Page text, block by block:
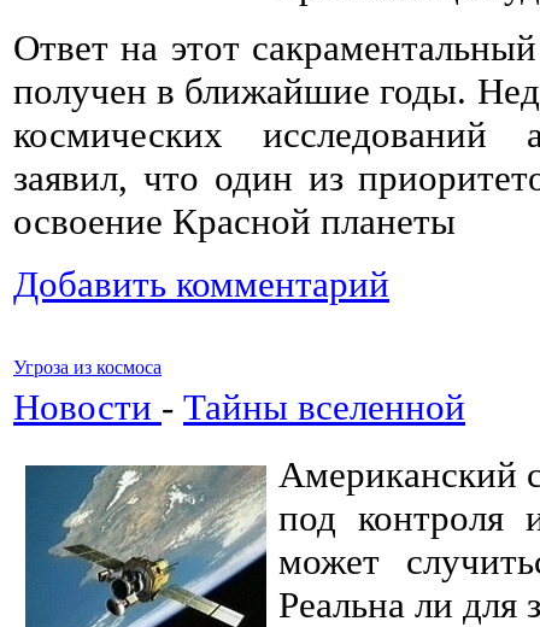
Ответ на этот
получен в ближайшие годы.
космических
заявил, что один из
освоение Красной планеты
Добавить комментарий
Угроза из космоса
Новости - Тайны вселенной
Американский
под контроля
может
Реальна ли для